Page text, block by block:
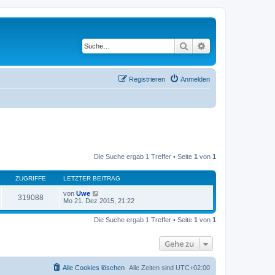
Suche
Anmelden
Registrieren
Die Suche ergab 1 Treffer • Seite 1 von 1
ZUGRIFFE LETZTER BEITRAG
319088 von Uwe
Mo 21. Dez 2015, 21:22
Die Suche ergab 1 Treffer • Seite 1 von 1
Gehe zu
Alle Zeiten sind UTC+02:00
Alle Cookies löschen